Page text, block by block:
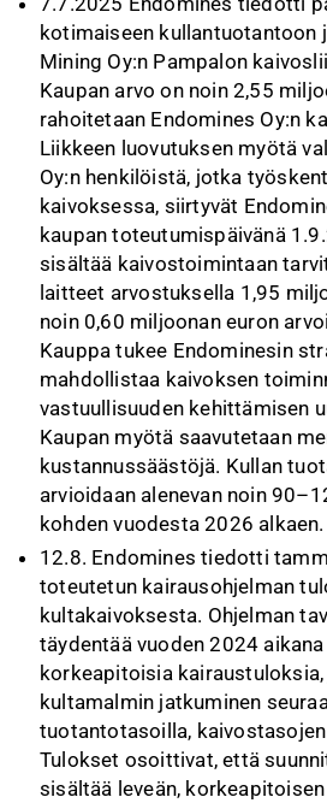
kotimaiseen kullantuotantoon
Mining Oy:n Pampalon
Kaupan arvo on noin 2,55
rahoitetaan Endomines Oy:n
Liikkeen luovutuksen myötä
Oy:n henkilöistä, jotka
kaivoksessa, siirtyvät
kaupan toteutumispäivänä
sisältää kaivostoimintaan
laitteet arvostuksella 1,95
noin 0,60 miljoonan euron
Kauppa tukee Endominesin
mahdollistaa kaivoksen
vastuullisuuden kehittämisen
Kaupan myötä saavutetaan
kustannussäästöjä. Kullan
arvioidaan alenevan noin
kohden vuodesta 2026 alkaen.
12.8. Endomines tiedotti
toteutetun kairausohjelman
kultakaivoksesta. Ohjelman
täydentää vuoden 2024
korkeapitoisia
kultamalmin jatkuminen
tuotantotasoilla,
Tulokset osoittivat, että
sisältää leveän,